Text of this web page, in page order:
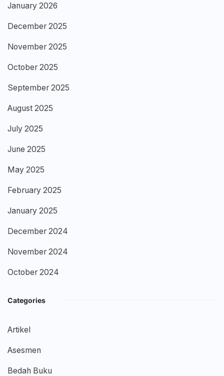
January 2026
December 2025
November 2025
October 2025
September 2025
August 2025
July 2025
June 2025
May 2025
February 2025
January 2025
December 2024
November 2024
October 2024
Categories
Artikel
Asesmen
Bedah Buku